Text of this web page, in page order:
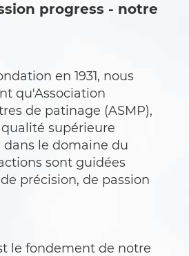
progress - notre
en 1931, nous
qu'Association
de patinage (ASMP),
supérieure
le domaine du
sont guidées
précision, de passion
le fondement de notre